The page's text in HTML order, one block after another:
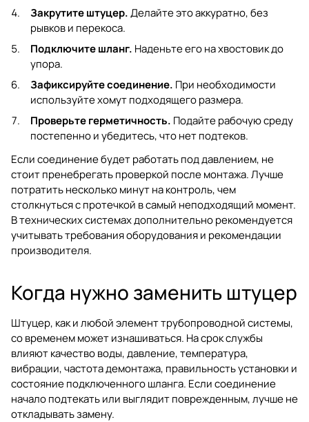
Закрутите штуцер.Делайте это аккуратно, без
рывков и перекоса.
Подключите шланг. Наденьте его на хвостовик до
упора.
Зафиксируйте соединение. При необходимости
используйте хомут подходящего размера.
Проверьте герметичность. Подайте рабочую среду
постепенно и убедитесь, что нет подтеков.
Если соединение будет работать под давлением, не
стоит пренебрегать проверкой после монтажа. Лучше
потратить несколько минут на контроль, чем
столкнуться с протечкой в самый неподходящий момент.
В технических системах дополнительно рекомендуется
учитывать требования оборудования и рекомендации
производителя.
Когда нужно заменить штуцер
Штуцер, как и любой элемент трубопроводной системы,
со временем может изнашиваться. На срок службы
влияют качество воды, давление, температура,
вибрации, частота демонтажа, правильность установки и
состояние подключенного шланга. Если соединение
начало подтекать или выглядит поврежденным, лучше не
откладывать замену.